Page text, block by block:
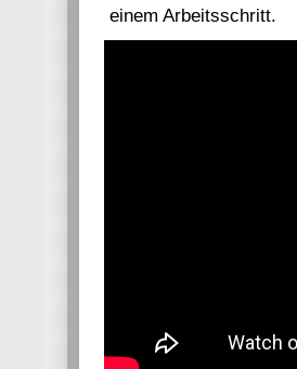
einem Arbeitsschritt.